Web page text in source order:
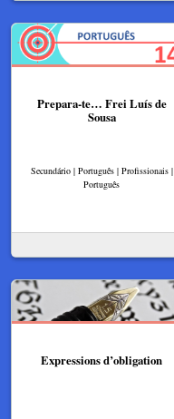
Prepara-te… Frei Luís de
Sousa
Secundário | Português | Profissionais |
Português
Expressions d’obligation